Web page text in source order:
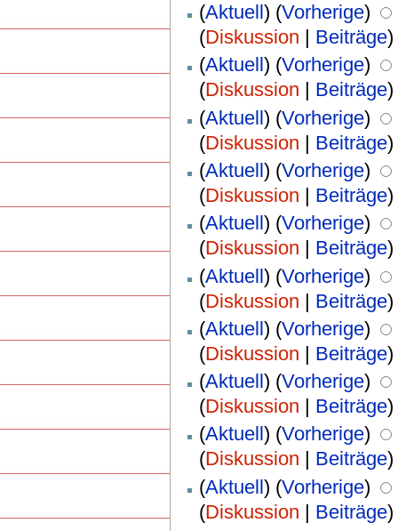
(Aktuell) (Vorherige)
(Diskussion | Beiträge)
(Aktuell) (Vorherige)
(Diskussion Beiträge)
(Aktuell) (Vorherige)
(Diskussion | Beiträge)
(Aktuell) (Vorherige)
(Diskussion | Beiträge)
(Aktuell) (Vorherige)
(Diskussion Beiträge)
(Aktuell) (Vorherige)
(Diskussion | Beiträge)
(Aktuell) (Vorherige)
(Diskussion | Beiträge)
(Aktuell) (Vorherige)
(Diskussion | Beiträge)
(Aktuell) (Vorherige)
(Diskussion Beiträge)
(Aktuell) (Vorherige)
(Diskussion | Beiträge)